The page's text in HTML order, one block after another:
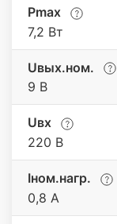
Pmax
7,2 Вт
Uвых.ном.
9 В
Uвх
220 В
Iном.нагр.
0,8 А